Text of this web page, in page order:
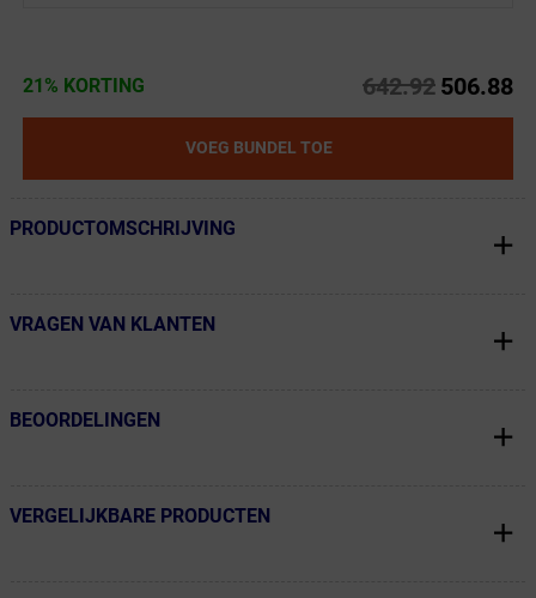
21% KORTING 642.92 506.88
VOEG BUNDEL TOE
← Terug naar productnavigatie
PRODUCTOMSCHRIJVING
← Terug naar productnavigatie
VRAGEN VAN KLANTEN
← Terug naar productnavigatie
BEOORDELINGEN
← Terug naar productnavigatie
VERGELIJKBARE PRODUCTEN